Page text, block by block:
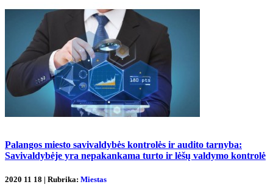
Palangos miesto savivaldybės kontrolės ir audito tarnyba:
Savivaldybėje yra nepakankama turto ir lėšų valdymo kontrolė
2020 11 18 | Rubrika: Miestas